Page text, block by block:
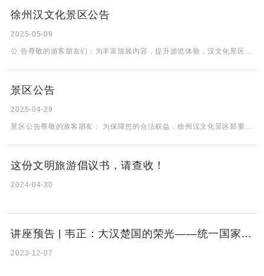
徐州汉文化景区公告
2025-05-09
公 告尊敬的游客朋友们：为丰富陈展内容，提升游览体验，汉文化景区内汉文化馆自2025年5月10日起进行改造，改造期间该馆将实施封闭管理，给您带来不便敬请谅解（汉文化馆为附加的体验展馆，不包含在门票内）。 衷心感谢您的理解与支持。徐州汉文化景区2025年5月9日
景区公告
2025-04-29
景区公告尊敬的游客朋友： 为保障您的合法权益，徐州汉文化景区郑重提醒如下： 本景区门票仅通过以下渠道发售： 景区微信公众号：[徐州汉文化景区] 景区售票窗口（现场购票） 授权线上合作平台：[抖音/携程/美团] 搜索“徐州汉
这份文明旅游倡议书，请查收！
2024-04-30
讲座预告 | 韦正：大汉楚国的荣光——统一国家进程视野下的徐州西汉楚王陵
2023-12-07